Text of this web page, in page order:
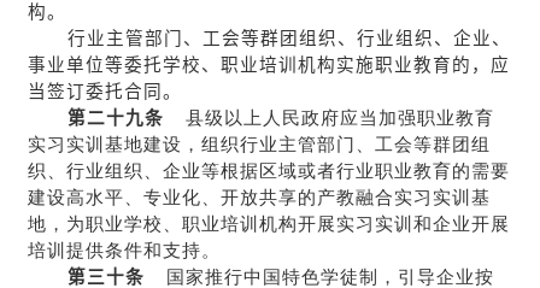
构。
行业主管部门、工会等群团组织、行业组织、企业、
事业单位等委托学校、职业培训机构实施职业教育的，应
当签订委托合同。
第二十九条 县级以上人民政府应当加强职业教育
实习实训基地建设，组织行业主管部门、工会等群团组
织、行业组织、企业等根据区域或者行业职业教育的需要
建设高水平、专业化、开放共享的产教融合实习实训基
地，为职业学校、职业培训机构开展实习实训和企业开展
培训提供条件和支持。
第三十条 国家推行中国特色学徒制，引导企业按